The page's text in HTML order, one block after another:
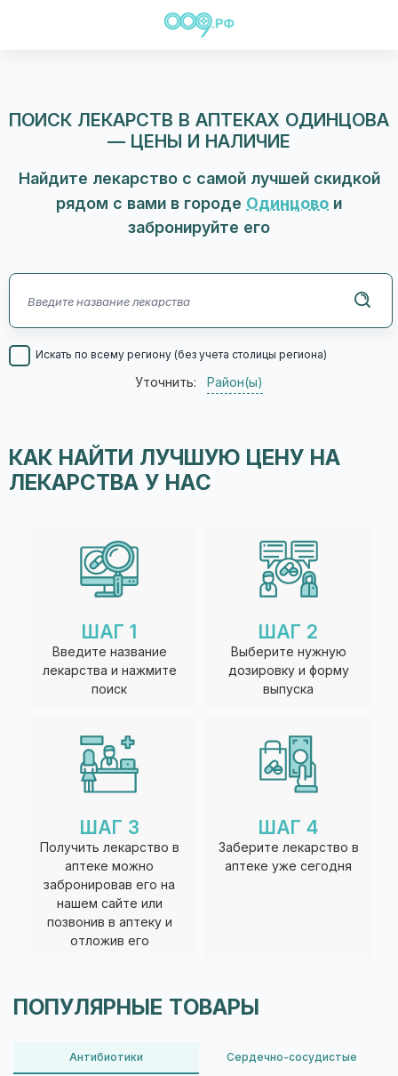
ПОИСК ЛЕКАРСТВ В АПТЕКАХ ОДИНЦОВА
— ЦЕНЫ И НАЛИЧИЕ
Найдите лекарство с самой лучшей скидкой
рядом с вами в городе Одинцово и
забронируйте его
Искать по всему региону (без учета столицы региона)
Уточнить: Район(ы)
КАК НАЙТИ ЛУЧШУЮ ЦЕНУ НА
ЛЕКАРСТВА У НАС
ШАГ 1
Введите название
лекарства и нажмите
поиск
ШАГ 2
Выберите нужную
дозировку и форму
выпуска
ШАГ 3
Получить лекарство в
аптеке можно
забронировав его на
нашем сайте или
позвонив в аптеку и
отложив его
ШАГ 4
Заберите лекарство в
аптеке уже сегодня
ПОПУЛЯРНЫЕ ТОВАРЫ
Антибиотики Сердечно-сосудистые